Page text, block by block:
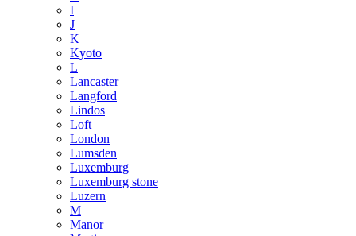
I
J
K
Kyoto
L
Lancaster
Langford
Lindos
Loft
London
Lumsden
Luxemburg
Luxemburg stone
Luzern
M
Manor